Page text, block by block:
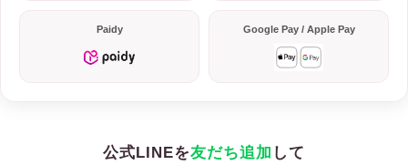
Paidy Google Pay / Apple Pay
公式LINEを友だち追加 して